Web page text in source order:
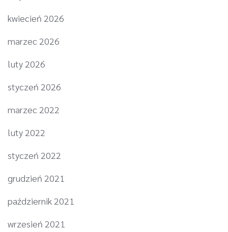
kwiecień 2026
marzec 2026
luty 2026
styczeń 2026
marzec 2022
luty 2022
styczeń 2022
grudzień 2021
październik 2021
wrzesień 2021